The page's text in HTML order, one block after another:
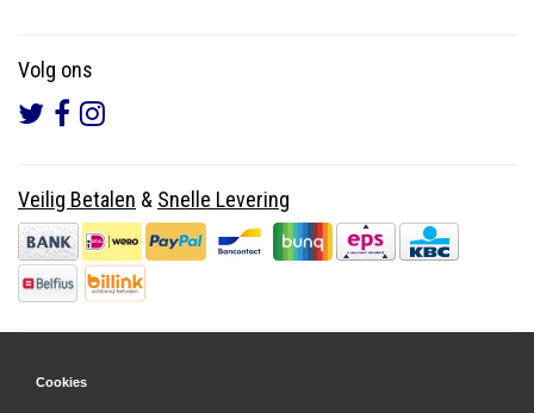
Volg ons
Veilig Betalen & Snelle Levering
Cookies